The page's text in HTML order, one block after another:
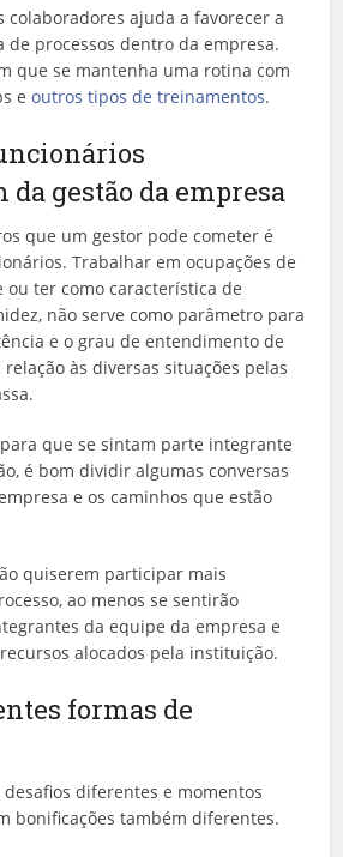
colaboradores ajuda a favorecer a
de processos dentro da empresa.
que se mantenha uma rotina com
eoutros tipos de treinamentos.
gestão da empresa
que um gestor pode cometer é
Trabalhar em ocupações de
ou ter como característica de
não serve como parâmetro para
e o grau de entendimento de
às diversas situações pelas
que se sintam parte integrante
é bom dividir algumas conversas
e os caminhos que estão
quiserem participar mais
ao menos se sentirão
da equipe da empresa e
alocados pela instituição.
formas de
diferentes e momentos
bonificações também diferentes.